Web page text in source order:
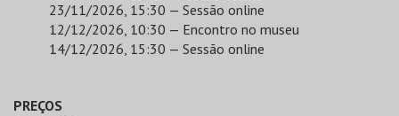
23/11/2026, 15:30 — Sessão online
12/12/2026, 10:30 — Encontro no museu
14/12/2026, 15:30 — Sessão online
PREÇOS